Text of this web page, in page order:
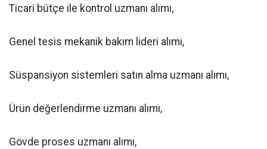
Ticari bütçe ile kontrol uzmanı alımı,
Genel tesis mekanik bakım lideri alımı,
Süspansiyon sistemleri satın alma uzmanı alımı,
Ürün değerlendirme uzmanı alımı,
Gövde proses uzmanı alımı,